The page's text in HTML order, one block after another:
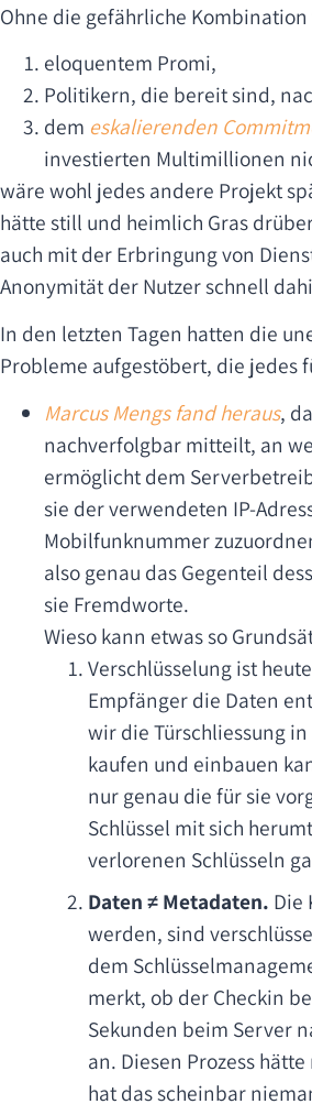
Ohne die gefährliche Kombination
eloquentem Promi,
Politikern, die bereit sind,
dem eskalierenden
investierten Multimillionen
wäre wohl jedes andere Projekt
hätte still und heimlich Gras
auch mit der Erbringung von
Anonymität der Nutzer schnell
In den letzten Tagen hatten die
Probleme aufgestöbert, die jedes
Marcus Mengs fand heraus,
nachverfolgbar mitteilt, an
ermöglicht dem
sie der verwendeten IP-
Mobilfunknummer
also genau das Gegenteil
sie Fremdworte.
Wieso kann etwas so
Verschlüsselung ist
Empfänger die Daten
wir die Türschliessung
kaufen und einbauen
nur genau die für sie
Schlüssel mit sich
verlorenen Schlüsseln
Daten ≠ Metadaten. Die
werden, sind
dem
merkt, ob der Checkin
Sekunden beim Server
an. Diesen Prozess
hat das scheinbar